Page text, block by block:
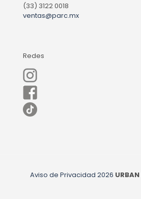
(33) 3122 0018
ventas@parc.mx
Redes
Aviso de Privacidad 2026 URBAN